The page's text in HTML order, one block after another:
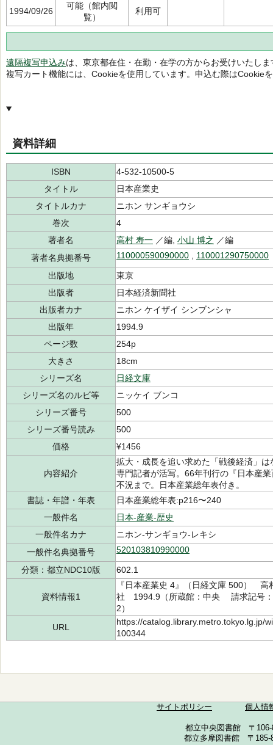
1994/09/26
可能（館内閲
覧）
利用可
遠隔複写申込みは、東京都在住・在勤・在学の方からお受けいたしま
複写カート機能には、Cookieを使用しています。申込む際はCookie
資料詳細
ISBN
4-532-10500-5
タイトル
日本産業史
タイトルカナ
ニホン サンギョウシ
巻次
4
著者名
高村 寿一 ／編, 小山 博之 ／編
著者名典拠番号
110000590090000 110001290750000
出版地
東京
出版者
日本経済新聞社
出版者カナ
ニホン ケイザイ シンブンシャ
出版年
1994.9
ページ数
254p
大きさ
18cm
シリーズ名
日経文庫
シリーズ名のルビ等
ニッケイ ブンコ
シリーズ番号
500
シリーズ番号読み
500
価格
¥1456
内容紹介
拡大・成長を追い求めた「戦後経済」
専門記者が活写。66年刊行の『日本産
不況まで。日本産業総年表付き。
書誌・年譜・年表
日本産業総年表:p216〜240
一般件名
日本-産業-歴史
一般件名カナ
ニホン-サンギョウ-レキシ
一般件名典拠番号
520103810990000
分類：都立NDC10版 602.1
資料情報1
『日本産業史 4』（日経文庫 500）
社 1994.9（所蔵館：中央 請求記号
2）
URL
https://catalog.library.metro.tokyo.lg.jp/
100344
サイトポリシー 個人情
都立中央図書館 〒
都立多摩図書館 〒185-